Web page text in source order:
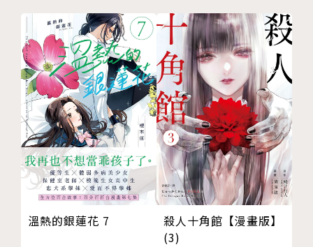
詳細聽聽阿樂的奸商理論……
溫熱的銀蓮花 7
殺人十角館【漫畫版】
(3)